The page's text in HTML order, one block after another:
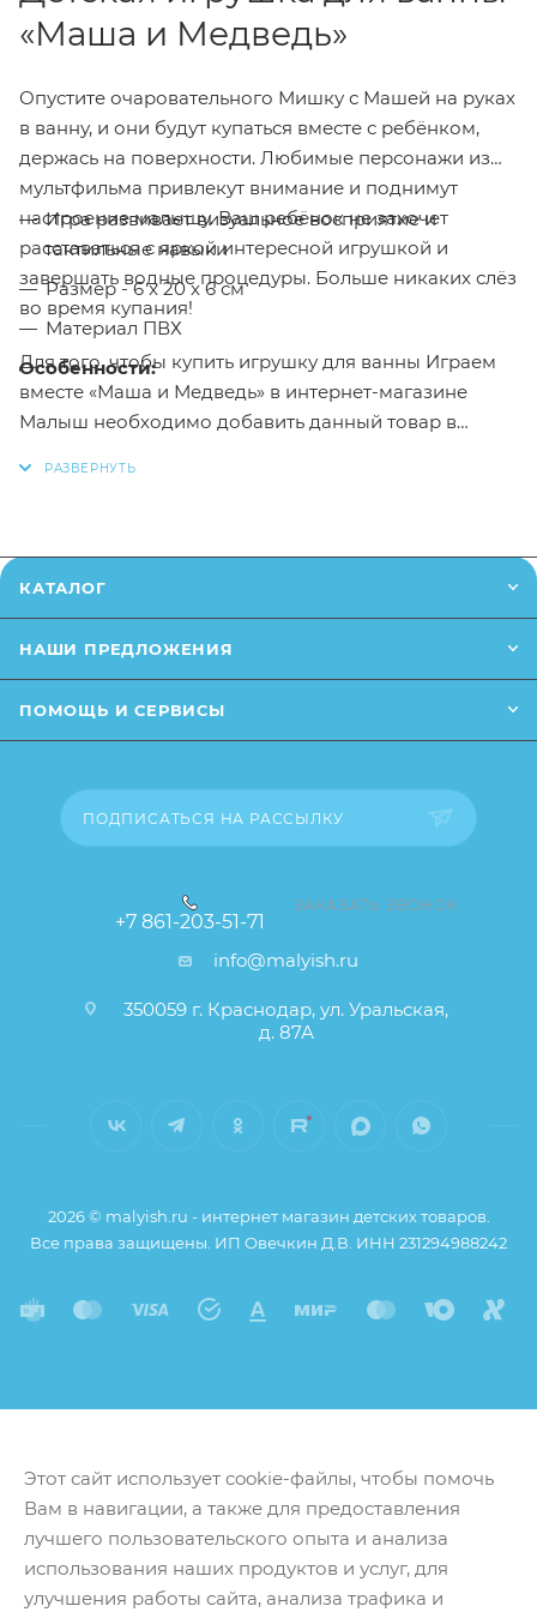
«Маша и Медведь»
Опустите очаровательного Мишку с Машей на руках
в ванну, и они будут купаться вместе с ребёнком,
держась на поверхности. Любимые персонажи из
мультфильма привлекут внимание и поднимут
настроение малышу. Ваш ребёнок не захочет
расставаться с яркой интересной игрушкой и
завершать водные процедуры. Больше никаких слёз
во время купания!
Особенности:
Игра развивает визуальное восприятие и
тактильные навыки
Размер - 6 x 20 x 6 см
Материал ПВХ
Для того, чтобы купить игрушку для ванны Играем
вместе «Маша и Медведь» в интернет-магазине
Малыш необходимо добавить данный товар в
от описания и изображения, размещенного на
изменения в дизайне или упаковке и т.д., не
товара), при этом основные потребительские
КАТАЛОГ
НАШИ ПРЕДЛОЖЕНИЯ
ПОМОЩЬ И СЕРВИСЫ
ПОДПИСАТЬСЯ НА РАССЫЛКУ
+7 861-203-51-71
ЗАКАЗАТЬ ЗВОНОК
info@malyish.ru
350059 г. Краснодар, ул. Уральская,
д. 87А
2026 © malyish.ru - интернет магазин детских товаров.
Все права защищены. ИП Овечкин Д.В. ИНН 231294988242
Этот сайт использует cookie-файлы, чтобы помочь
Вам в навигации, а также для предоставления
лучшего пользовательского опыта и анализа
использования наших продуктов и услуг, для
улучшения работы сайта, анализа трафика и